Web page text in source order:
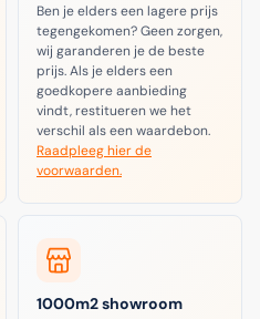
Ben je elders een lagere prijs
tegengekomen? Geen zorgen,
wij garanderen je de beste
prijs. Als je elders een
goedkopere aanbieding
vindt, restitueren we het
verschil als een waardebon.
Raadpleeg hier de
voorwaarden.
1000m2 showroom